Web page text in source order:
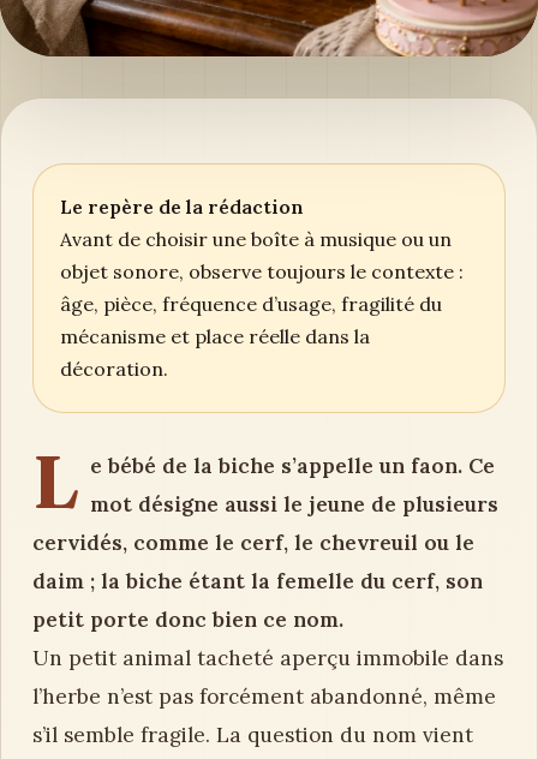
Le repère de la rédaction
Avant de choisir une boîte à musique ou un
objet sonore, observe toujours le contexte :
âge, pièce, fréquence d’usage, fragilité du
mécanisme et place réelle dans la
décoration.
L e bébé de la biche s’appelle un faon. Ce
mot désigne aussi le jeune de plusieurs
cervidés, comme le cerf, le chevreuil ou le
daim ; la biche étant la femelle du cerf, son
petit porte donc bien ce nom.
Un petit animal tacheté aperçu immobile dans
l’herbe n’est pas forcément abandonné, même
s’il semble fragile. La question du nom vient